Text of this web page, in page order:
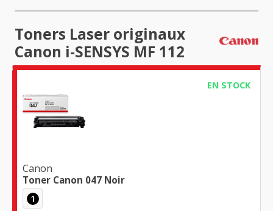
Toners Laser originaux
Canon i-SENSYS MF 112
EN STOCK
Canon
Toner Canon 047 Noir
1